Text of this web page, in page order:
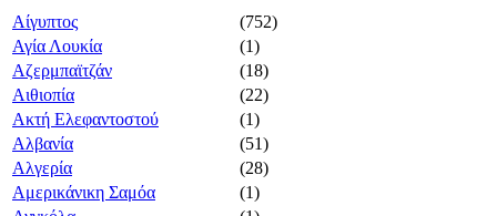
Αίγυπτος
(752)
Αγία Λουκία
(1)
Αζερμπαϊτζάν
(18)
Αιθιοπία
(22)
Ακτή Ελεφαντοστού
(1)
Αλβανία
(51)
Αλγερία
(28)
Αμερικάνικη Σαμόα
(1)